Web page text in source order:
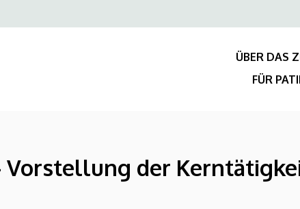
Felső
ÜBER DAS
FÜR
der